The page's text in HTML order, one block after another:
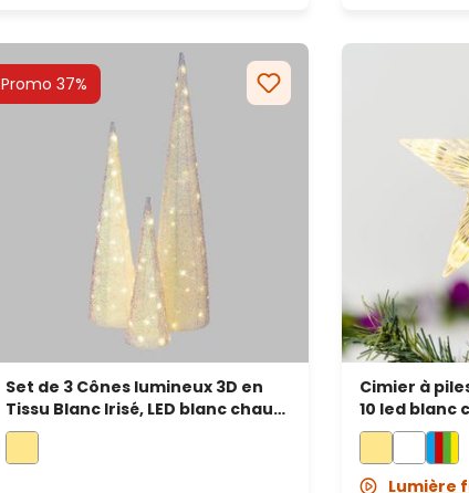
Promo 37%
Set de 3 Cônes lumineux 3D en
Tissu Blanc Irisé, LED blanc chaud,
usage intérieur
Cimier à
10 led blanc
Lumière